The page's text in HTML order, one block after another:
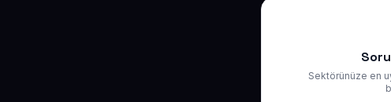
Sektörünüze en